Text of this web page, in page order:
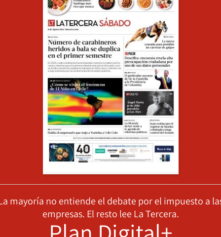
mayoría no entiende el debate por el impuesto a
empresas. El resto lee La Tercera.